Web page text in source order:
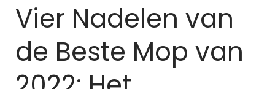
Vier Nadelen van
de Beste Mop van